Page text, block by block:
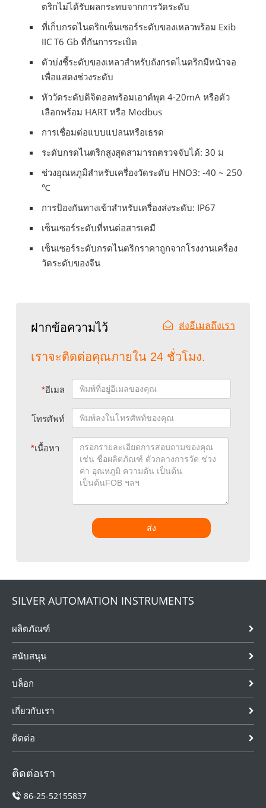
ตริกไม่ได้รับผลกระทบจากการวัดระดับ
ที่เก็บกรดไนตริกเซ็นเซอร์ระดับของเหลวพร้อม Exib
IIC T6 Gb ที่กันการระเบิด
ตัวบ่งชี้ระดับของเหลวสำหรับถังกรดไนตริกมีหน้าจอ
เพื่อแสดงช่วงระดับ
หัววัดระดับดิจิตอลพร้อมเอาต์พุต 4-20mA หรือตัว
เลือกพร้อม HART หรือ Modbus
การเชื่อมต่อแบบแปลนหรือเธรด
ระดับกรดไนตริกสูงสุดสามารถตรวจจับได้: 30 ม
ช่วงอุณหภูมิสำหรับเครื่องวัดระดับ HNO3: -40 ~ 250
℃
การป้องกันทางเข้าสำหรับเครื่องส่งระดับ: IP67
เซ็นเซอร์ระดับที่ทนต่อสารเคมี
เซ็นเซอร์ระดับกรดไนตริกราคาถูกจากโรงงานเครื่อง
วัดระดับของจีน
ฝากข้อความไว้ ส่งอีเมลถึงเรา
เราจะติดต่อคุณภายใน 24 ชั่วโมง.
*อีเมล
โทรศัพท์
*เนื้อหา
ส่ง
SILVER AUTOMATION INSTRUMENTS
ผลิตภัณฑ์
สนับสนุน
บล็อก
เกี่ยวกับเรา
ติดต่อ
ติดต่อเรา
86-25-52155837